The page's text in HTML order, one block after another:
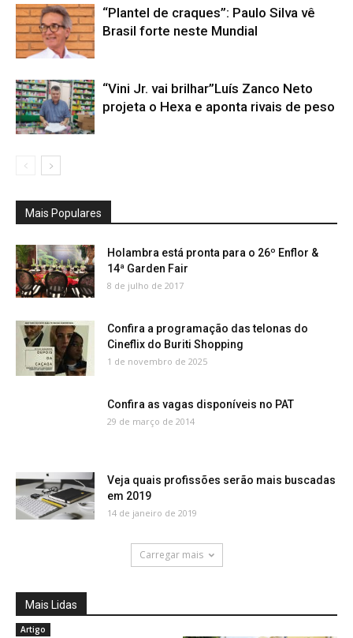
“Plantel de craques”: Paulo Silva vê
Brasil forte neste Mundial
“Vini Jr. vai brilhar”Luís Zanco Neto
projeta o Hexa e aponta rivais de peso
Mais Populares
Holambra está pronta para o 26º Enflor &
14ª Garden Fair
8 de julho de 2017
Confira a programação das telonas do
Cineflix do Buriti Shopping
1 de novembro de 2025
Confira as vagas disponíveis no PAT
29 de março de 2014
Veja quais profissões serão mais buscadas
em 2019
14 de janeiro de 2019
Carregar mais
Mais Lidas
Artigo